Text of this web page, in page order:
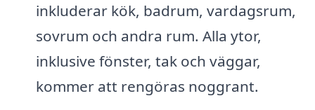
inkluderar kök, badrum, vardagsrum,
sovrum och andra rum. Alla ytor,
inklusive fönster, tak och väggar,
kommer att rengöras noggrant.